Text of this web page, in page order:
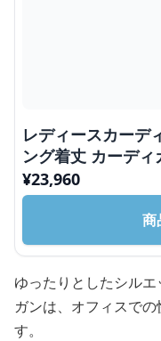
レディースカーデ
ング着丈 カーディ
¥23,960
商
ゆったりとしたシル
ガンは、オフィスで
す。